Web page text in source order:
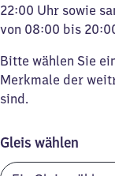
22:00 Uhr sowie
von 08:00 bis
Bitte wählen Sie
Merkmale der
sind.
Gleis wählen